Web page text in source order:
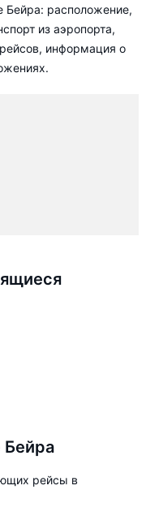
Бейра: расположение,
из аэропорта,
информация о
Бейра
рейсы в